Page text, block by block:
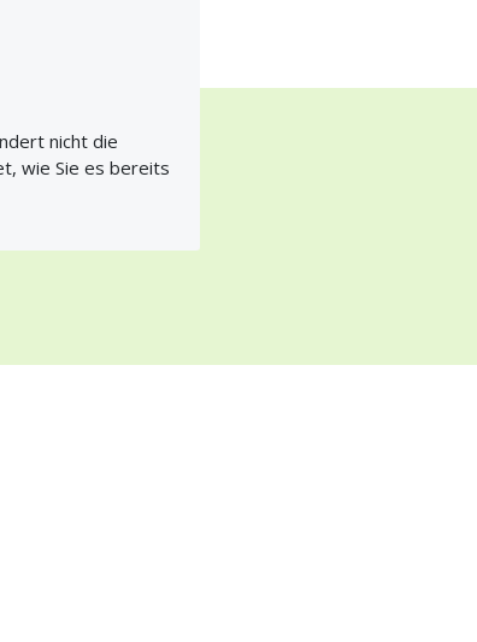
nicht die
wie Sie es bereits